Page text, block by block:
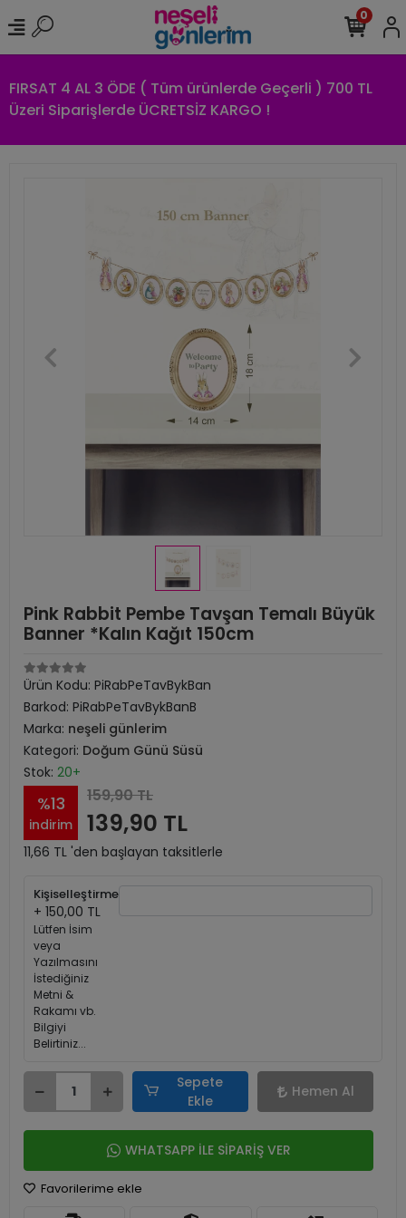
FIRSAT 4 AL 3 ÖDE ( Tüm ürünlerde Geçerli ) 700 TL
Üzeri Siparişlerde ÜCRETSİZ KARGO !
0
Pink Rabbit Pembe Tavşan Temalı Büyük
Banner *Kalın Kağıt 150cm
Ürün Kodu: PiRabPeTavBykBan
Barkod: PiRabPeTavBykBanB
Marka: neşeli günlerim
Kategori: Doğum Günü Süsü
Stok: 20+
%13
indirim
159,90 TL
139,90 TL
11,66 TL 'den başlayan taksitlerle
Kişiselleştirme
+ 150,00 TL
Lütfen İsim
veya
Yazılmasını
İstediğiniz
Metni &
Rakamı vb.
Bilgiyi
Belirtiniz...
Sepete
Ekle
Hemen Al
WHATSAPP İLE SİPARİŞ VER
Favorilerime ekle